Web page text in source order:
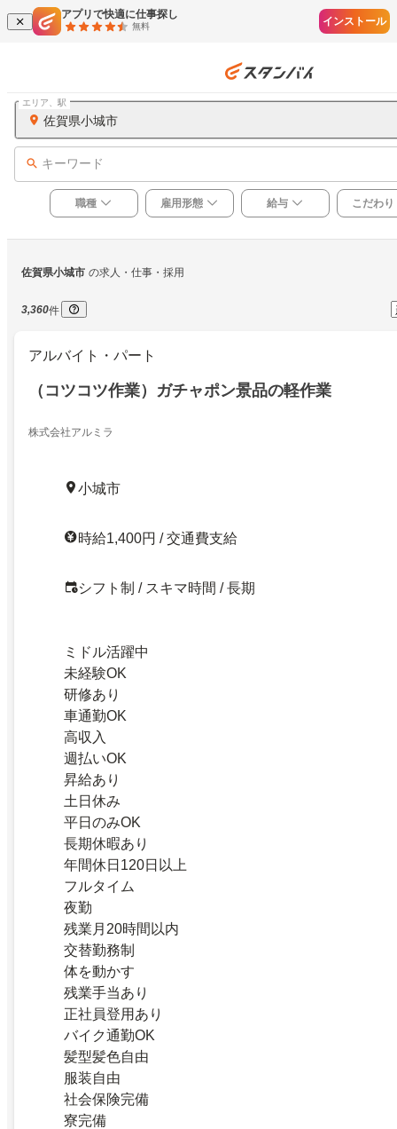
アプリで快適に仕事探し
無料 インストール
佐賀県小城市
エリア、駅
キーワード
職種 雇用形態 給与 こだわり
佐賀県小城市 の求人・仕事・採用
3,360件
アルバイト・パート
（コツコツ作業）ガチャポン景品の軽作業
株式会社アルミラ
小城市
時給1,400円 / 交通費支給
シフト制 / スキマ時間 / 長期
ミドル活躍中
未経験OK
研修あり
車通勤OK
高収入
週払いOK
昇給あり
土日休み
平日のみOK
長期休暇あり
年間休日120日以上
フルタイム
夜勤
残業月20時間以内
交替勤務制
体を動かす
残業手当あり
正社員登用あり
バイク通勤OK
髪型髪色自由
服装自由
社会保険完備
寮完備